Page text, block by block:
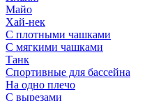
Майо
Хай-нек
С плотными чашками
С мягкими чашками
Танк
Спортивные для бассейна
На одно плечо
С вырезами